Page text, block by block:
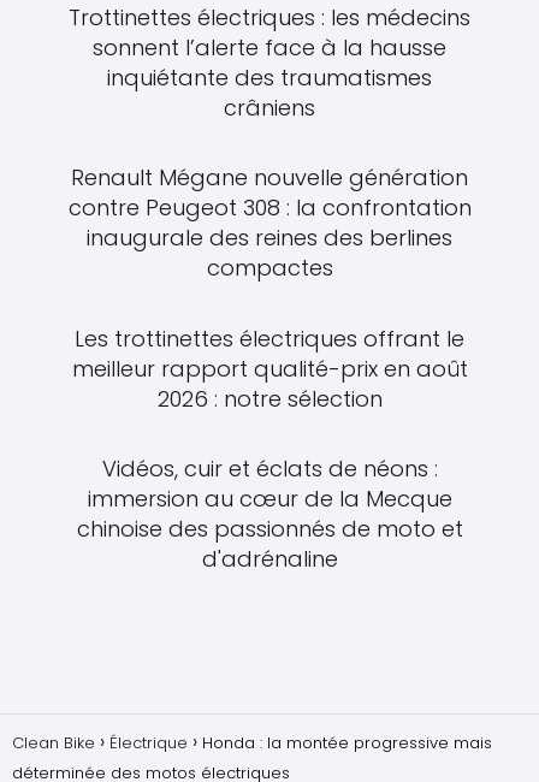
Trottinettes électriques : les médecins
sonnent l’alerte face à la hausse
inquiétante des traumatismes
crâniens
Renault Mégane nouvelle génération
contre Peugeot 308 : la confrontation
inaugurale des reines des berlines
compactes
Les trottinettes électriques offrant le
meilleur rapport qualité-prix en août
2026 : notre sélection
Vidéos, cuir et éclats de néons :
immersion au cœur de la Mecque
chinoise des passionnés de moto et
d'adrénaline
Clean Bike Électrique
Honda : la montée progressive mais
déterminée des motos électriques